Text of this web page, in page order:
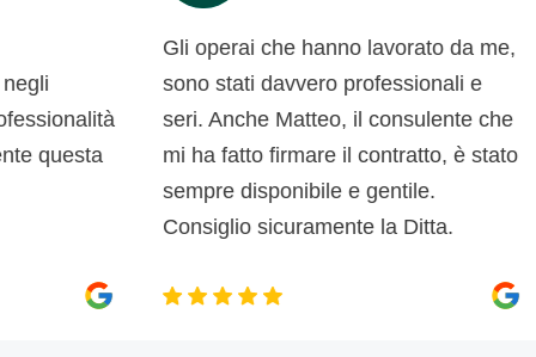
Gli operai che hanno lavorato da me,
sono stati davvero professionali e
seri. Anche Matteo, il consulente che
mi ha fatto firmare il contratto, è stato
sempre disponibile e gentile.
Consiglio sicuramente la Ditta.